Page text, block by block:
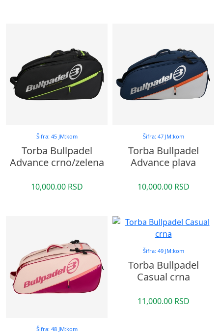
Šifra: 45 JM:kom
Torba Bullpadel
Advance crno/zelena
10,000.00 RSD
Šifra: 47 JM:kom
Torba Bullpadel
Advance plava
10,000.00 RSD
Šifra: 48 JM:kom
Šifra: 49 JM:kom
Torba Bullpadel
Casual crna
11,000.00 RSD